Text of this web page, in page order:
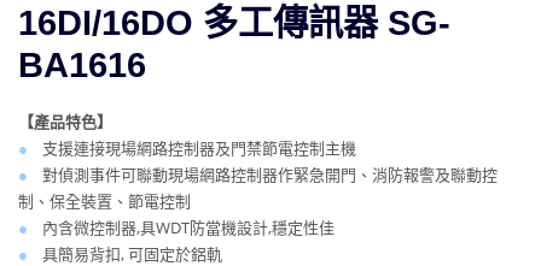
16DI/16DO 多工傳訊器 SG-
BA1616
【產品特色】
● 支援連接現場網路控制器及門禁節電控制主機
● 對偵測事件可聯動現場網路控制器作緊急開門、消防報警及聯動控
制、保全裝置、節電控制
● 內含微控制器,具WDT防當機設計,穩定性佳
● 具簡易背扣, 可固定於鋁軌